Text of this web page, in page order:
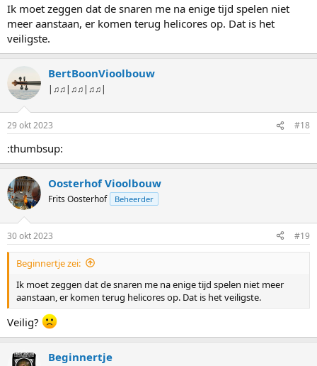
Ik moet zeggen dat de snaren me na enige tijd spelen niet
meer aanstaan, er komen terug helicores op. Dat is het
veiligste.
BertBoonVioolbouw
|♫♫|♫♫|♫♫|
29 okt 2023 #18
:thumbsup:
Oosterhof Vioolbouw
Frits Oosterhof Beheerder
30 okt 2023 #19
Beginnertje zei:
Ik moet zeggen dat de snaren me na enige tijd spelen niet meer
aanstaan, er komen terug helicores op. Dat is het veiligste.
Veilig?
Beginnertje